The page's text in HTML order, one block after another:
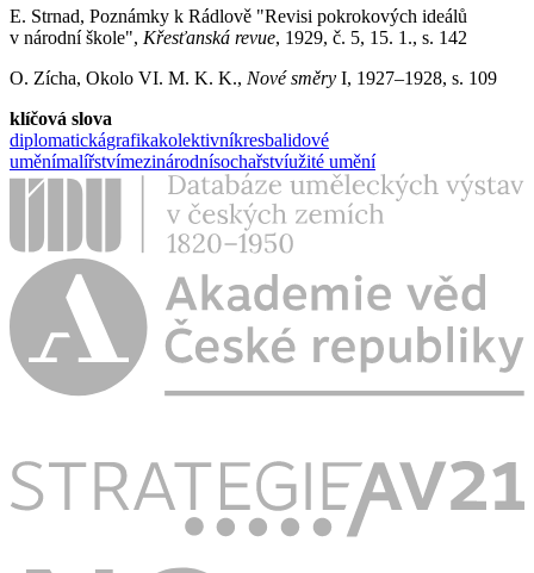
E. Strnad, Poznámky k Rádlově "Revisi pokrokových ideálů
v národní škole", Křesťanská revue, 1929, č. 5, 15. 1., s. 142
O. Zícha, Okolo VI. M. K. K., Nové směry I, 1927–1928, s. 109
klíčová slova
diplomatickágrafikakolektivníkresbalidové
uměnímalířstvímezinárodnísochařstvíužité umění